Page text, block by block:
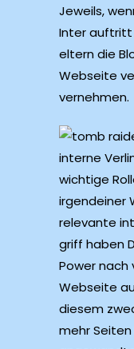
Jeweils,
Inter auftritt
eltern die
Webseite
vernehmen.
interne
wichtige
irgendeiner
relevante
griff haben
Power nach
Webseite
diesem
mehr